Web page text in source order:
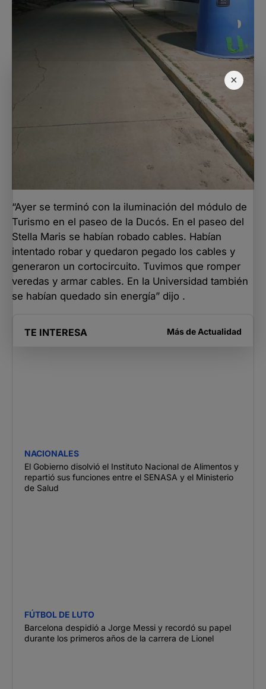
×
“Ayer se terminó con la iluminación del módulo de
Turismo en el paseo de la Ducós. En el paseo del
Stella Maris se habían robado cables. Habían
intentado robar y quedaron pegado los cables y
generaron un cortocircuito. Tuvimos que romper
veredas y armar cables. En la Universidad también
se habían quedado sin energía” dijo .
TE INTERESA Más de Actualidad
NACIONALES
El Gobierno disolvió el Instituto Nacional de Alimentos y
repartió sus funciones entre el SENASA y el Ministerio
de Salud
FÚTBOL DE LUTO
Barcelona despidió a Jorge Messi y recordó su papel
durante los primeros años de la carrera de Lionel